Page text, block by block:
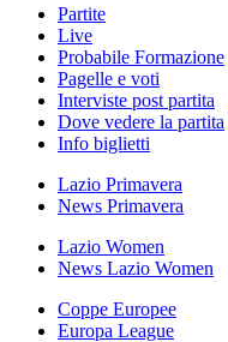
Partite
Live
Probabile Formazione
Pagelle e voti
Interviste post partita
Dove vedere la partita
Info biglietti
Lazio Primavera
News Primavera
Lazio Women
News Lazio Women
Coppe Europee
Europa League